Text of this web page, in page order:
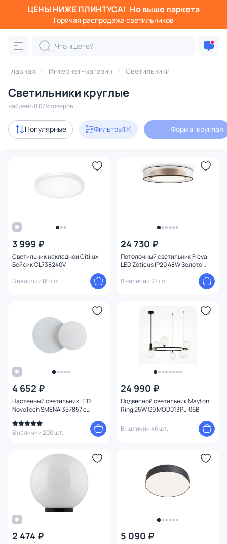
ЦЕНЫ НИЖЕ ПЛИНТУСА! Но выше паркета
Горячая распродажа светильников
Главная Интернет-магазин Светильники
Светильники круглые
найдено 8 679 товаров
Популярные Фильтры1 Форма: круглая
3 999 ₽
Светильник накладной Citilux
Бейсик CL738240V
В наличии 85 шт.
24 730 ₽
Потолочный светильник Freya
LED Zoticus IP20 48W Золото
В наличии 27 шт.
4 652 ₽
Настенный светильник LED
NovoTech SMENA 357857 с
В наличии 200 шт.
24 990 ₽
Подвесной светильник Maytoni
Ring 25W G9 MOD013PL-06B
В наличии 46 шт.
2 474 ₽ 5 090 ₽
Фильтры
Категория:
Люстры Подвесные светильники
Акции 775
Бренд
Цвет
Материал
Вид лампы
Тип помещения
Форма 1
Форма плафона
Функции
Конструкция